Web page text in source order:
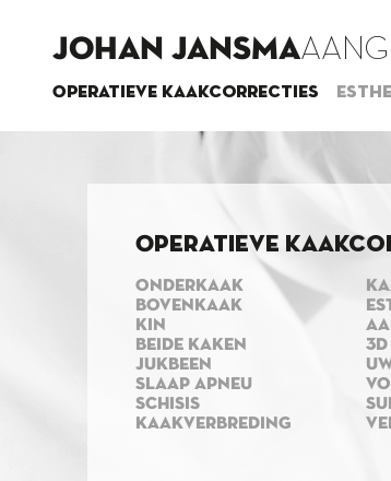
JOHAN JANSMA
Operatieve kaakcorrecties
Operatieve
ONDERKAAK
BOVENKAAK
KIN
BEIDE KAKEN
JUKBEEN
SLAAP APNEU
SCHISIS
KAAKVERBREDING